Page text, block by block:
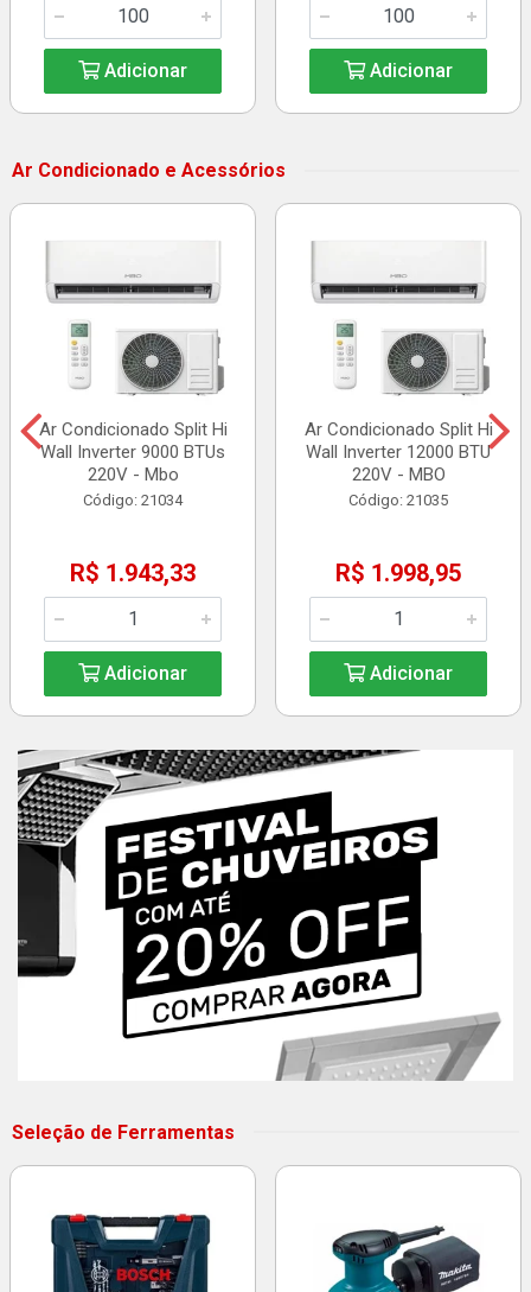
Adicionar Adicionar
Ar Condicionado e Acessórios
Ar Condicionado Split Hi
Wall Inverter 9000 BTUs
220V - Mbo
Código: 21034
R$ 1.943,33
Adicionar
Ar Condicionado Split Hi
Wall Inverter 12000 BTU
220V - MBO
Código: 21035
R$ 1.998,95
Adicionar
Seleção de Ferramentas